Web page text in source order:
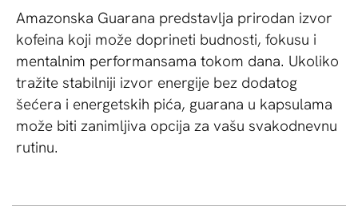
Amazonska Guarana predstavlja prirodan izvor
kofeina koji može doprineti budnosti, fokusu i
mentalnim performansama tokom dana. Ukoliko
tražite stabilniji izvor energije bez dodatog
šećera i energetskih pića, guarana u kapsulama
može biti zanimljiva opcija za vašu svakodnevnu
rutinu.